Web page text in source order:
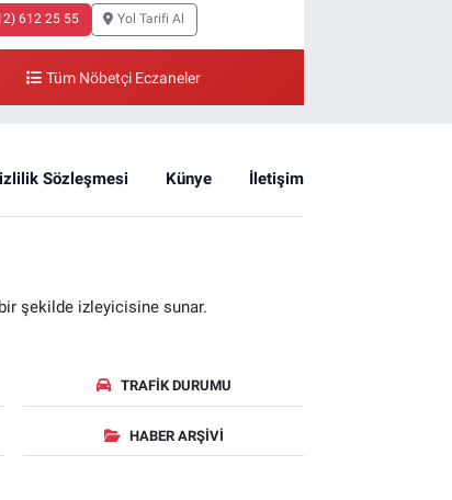
612 25 55 Yol Tarifi Al
Tüm Nöbetçi Eczaneler
Sözleşmesi Künye İletişim
şekilde izleyicisine sunar.
TRAFIK DURUMU
HABER ARŞIVI